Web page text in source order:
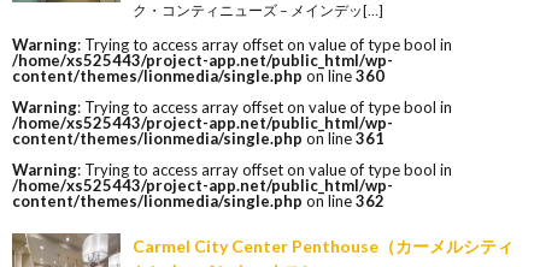
ク・コンティニューズ – メインデッ[…]
Warning: Trying to access array offset on value of type bool in
/home/xs525443/project-app.net/public_html/wp-
content/themes/lionmedia/single.php on line360
Warning: Trying to access array offset on value of type bool in
/home/xs525443/project-app.net/public_html/wp-
content/themes/lionmedia/single.php on line361
Warning: Trying to access array offset on value of type bool in
/home/xs525443/project-app.net/public_html/wp-
content/themes/lionmedia/single.php on line362
Carmel City Center Penthouse（カーメルシティ